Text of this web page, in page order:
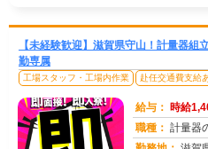
【未経験歓迎】滋賀県守山！計量器組
勤専属
工場スタッフ・工場内作業 赴任交通費支給
給与： 時給
職種： 計量器